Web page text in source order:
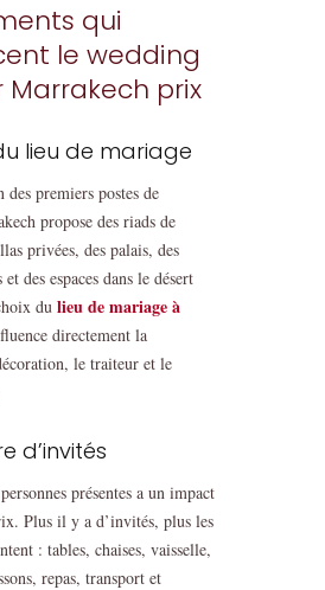
qui
le wedding
Marrakech prix
lieu de mariage
premiers postes de
propose des riads de
privées, des palais, des
des espaces dans le désert
du lieu de mariage à
directement la
le traiteur et le
d’invités
présentes a un impact
Plus il y a d’invités, plus les
: tables, chaises, vaisselle,
repas, transport et